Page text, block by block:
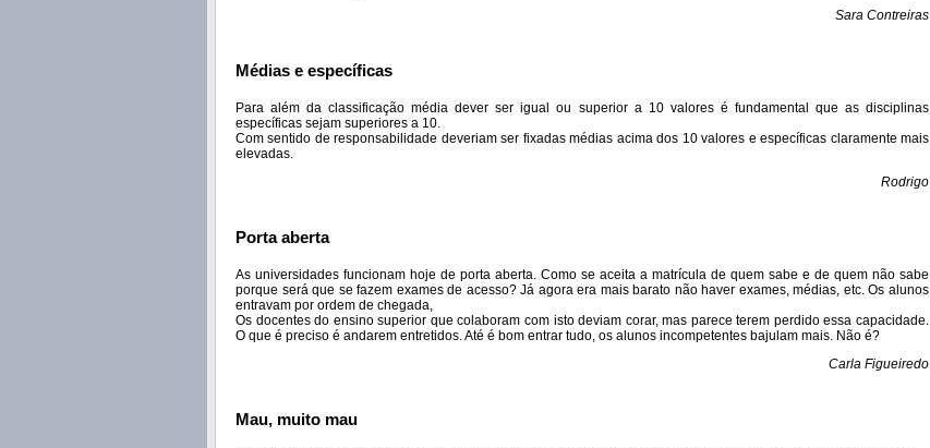
Sara Contreiras
Médias e específicas
Para além da classificação média dever ser igual ou superior a 10 valores é fundamental que as disciplinas
específicas sejam superiores a 10.
Com sentido de responsabilidade deveriam ser fixadas médias acima dos 10 valores e específicas claramente mais
elevadas.
Rodrigo
Porta aberta
As universidades funcionam hoje de porta aberta. Como se aceita a matrícula de quem sabe e de quem não sabe
porque será que se fazem exames de acesso? Já agora era mais barato não haver exames, médias, etc. Os alunos
entravam por ordem de chegada,
Os docentes do ensino superior que colaboram com isto deviam corar, mas parece terem perdido essa capacidade.
O que é preciso é andarem entretidos. Até é bom entrar tudo, os alunos incompetentes bajulam mais. Não é?
Carla Figueiredo
Mau, muito mau